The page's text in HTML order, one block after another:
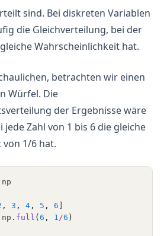
sind. Bei diskreten Variablen
die Gleichverteilung, bei der
Wahrscheinlichkeit hat.
betrachten wir einen
Würfel. Die
der Ergebnisse wäre
Zahl von 1 bis 6 die gleiche
1/6 hat.
np
, 3 , 4 , 5 , 6
np . full ( 6 , 1/6 )